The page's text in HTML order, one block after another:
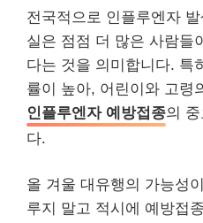
전국적으로 인플루엔자
실은 점점 더 많은 사람들
다는 것을 의미합니다. 특
률이 높아, 어린이와 고령
인플루엔자 예방접종의
다.
올 겨울 대유행의 가능성
루지 말고 적시에 예방접